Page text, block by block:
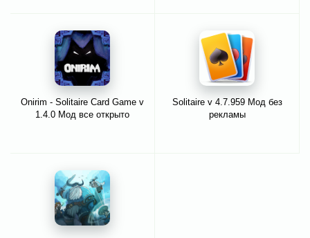
Onirim - Solitaire Card Game v
1.4.0 Мод все открыто
Solitaire v 4.7.959 Мод без
рекламы